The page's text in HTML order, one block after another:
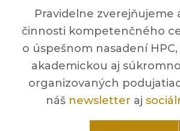
Pravidelne zverejňujeme
činnosti kompetenčného
o úspešnom nasadení
akademickou aj
organizovaných
náš newsletter aj